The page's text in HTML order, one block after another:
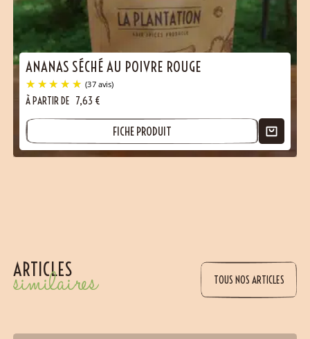
ANANAS SÉCHÉ AU POIVRE ROUGE
À PARTIR DE 7,63 €
FICHE PRODUIT
ARTICLES
similaires TOUS NOS ARTICLES